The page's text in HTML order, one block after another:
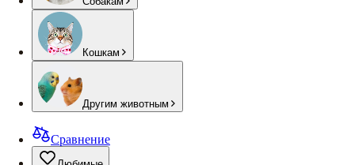
Кошкам
Другим животным
Сравнение